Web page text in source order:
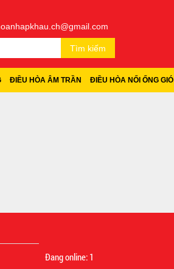
Tìm kiếm
ĐIỀU HÒA ÂM TRẦN ĐIỀU HÒA NỐI ỐNG GIÓ
Đang online: 1